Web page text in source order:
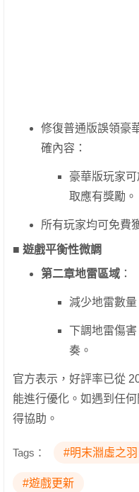
修復普通版誤領豪
確內容：
豪華版玩家
取應有獎勵。
所有玩家均可免費
■ 遊戲平衡性微調
第二章地雷區域 ：
減少地雷數量
下調地雷傷
奏。
官方表示，好評率已從
能進行優化。如遇到任
得協助。
Tags： #明末淵虛之羽
#遊戲更新